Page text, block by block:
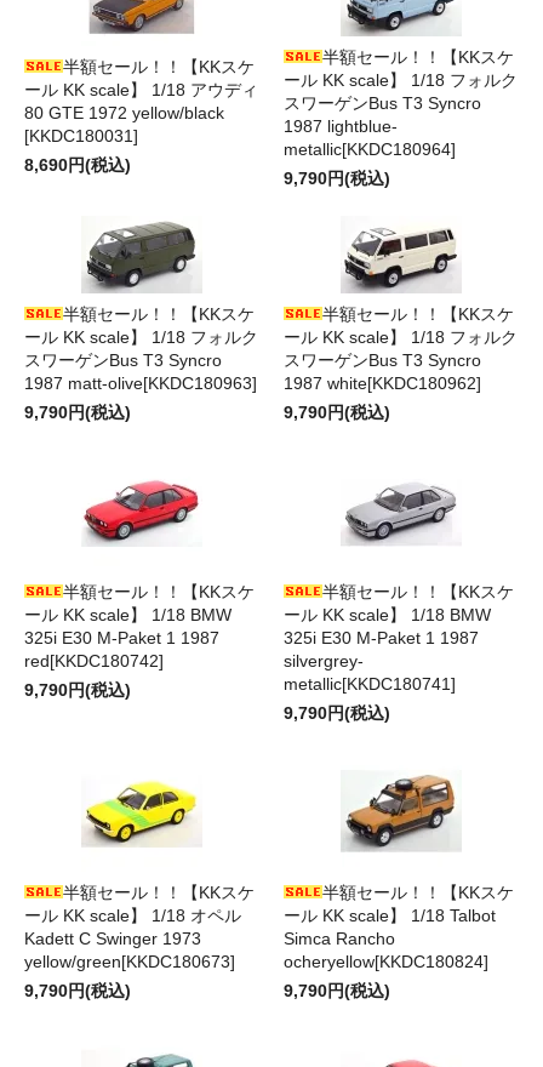
半額セール！！【KKスケ
ール KK scale】 1/18 アウディ
80 GTE 1972 yellow/black
[KKDC180031]
8,690円(税込)
半額セール！！【KKスケ
ール KK scale】 1/18 フォルク
スワーゲンBus T3 Syncro
1987 lightblue-
metallic[KKDC180964]
9,790円(税込)
半額セール！！【KKスケ
ール KK scale】 1/18 フォルク
スワーゲンBus T3 Syncro
1987 matt-olive[KKDC180963]
9,790円(税込)
半額セール！！【KKスケ
ール KK scale】 1/18 フォルク
スワーゲンBus T3 Syncro
1987 white[KKDC180962]
9,790円(税込)
半額セール！！【KKスケ
ール KK scale】 1/18 BMW
325i E30 M-Paket 1 1987
red[KKDC180742]
9,790円(税込)
半額セール！！【KKスケ
ール KK scale】 1/18 BMW
325i E30 M-Paket 1 1987
silvergrey-
metallic[KKDC180741]
9,790円(税込)
半額セール！！【KKスケ
ール KK scale】 1/18 オペル
Kadett C Swinger 1973
yellow/green[KKDC180673]
9,790円(税込)
半額セール！！【KKスケ
ール KK scale】 1/18 Talbot
Simca Rancho
ocheryellow[KKDC180824]
9,790円(税込)